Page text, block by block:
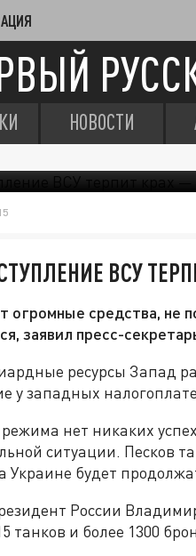
НОВОСТИ
ВСУ
огромные средства, не
заявил пресс-
ресурсы Запад
у западных
режима нет никаких
ситуации. Песков
Украине будет
России
танков и более 1300